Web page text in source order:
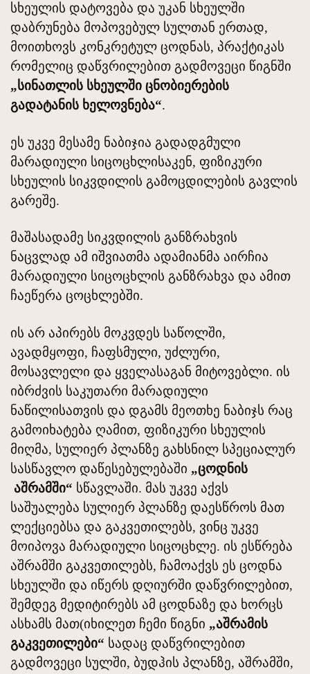
სხეულის დატოვება და უკან სხეულში
დაბრუნება მოპოვებულ სულთან ერთად,
მოითხოვს კონკრეტულ ცოდნას, პრაქტიკას
რომელიც დაწვრილებით გადმოვეცი წიგნში
„სინათლის სხეულში ცნობიერების
გადატანის ხელოვნება“.
ეს უკვე მესამე ნაბიჯია გადადგმული
მარადიული სიცოცხლისაკენ, ფიზიკური
სხეულის სიკვდილის გამოცდილების გავლის
გარეშე.
მაშასადამე სიკვდილის განზრახვის
ნაცვლად ამ იშვიათმა ადამიანმა აირჩია
მარადიული სიცოცხლის განზრახვა და ამით
ჩაეწერა ცოცხლებში.
ის არ აპირებს მოკვდეს საწოლში,
ავადმყოფი, ჩაფსმული, უძლური,
მოსავლელი და ყველასაგან მიტოვებლი. ის
იბრძვის საკუთარი მარადიული
ნაწილისათვის და დგამს მეოთხე ნაბიჯს რაც
გამოიხატება ღამით, ფიზიკური სხეულის
მიღმა, სულიერ პლანზე გახსნილ სპეციალურ
სასწავლო დაწესებულებაში „ცოდნის
აშრამში“ სწავლაში. მას უკვე აქვს
საშუალება სულიერ პლანზე დაესწროს მათ
ლექციებსა და გაკვეთილებს, ვინც უკვე
მოიპოვა მარადიული სიცოცხლე. ის ესწრება
აშრამში გაკვეთილებს, ჩამოაქვს ეს ცოდნა
სხეულში და იწერს დღიურში დაწვრილებით,
შემდეგ მედიტირებს ამ ცოდნაზე და ხორცს
ასხამს მათ(იხილეთ ჩემი წიგნი „აშრამის
გაკვეთილები“ სადაც დაწვრილებით
გადმოვეცი სულში, ბუდჰის პლანზე, აშრამში,